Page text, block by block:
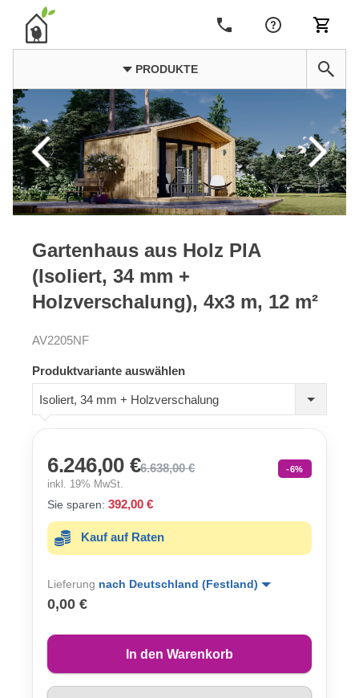
PRODUKTE
Gartenhaus aus Holz PIA
(Isoliert, 34 mm +
Holzverschalung), 4x3 m, 12 m²
AV2205NF
Produktvariante auswählen
Isoliert, 34 mm + Holzverschalung
6.246,00 €6.638,00 € -6%
inkl. 19% MwSt.
Sie sparen: 392,00 €
Kauf auf Raten
Lieferung nach Deutschland (Festland)
0,00 €
In den Warenkorb